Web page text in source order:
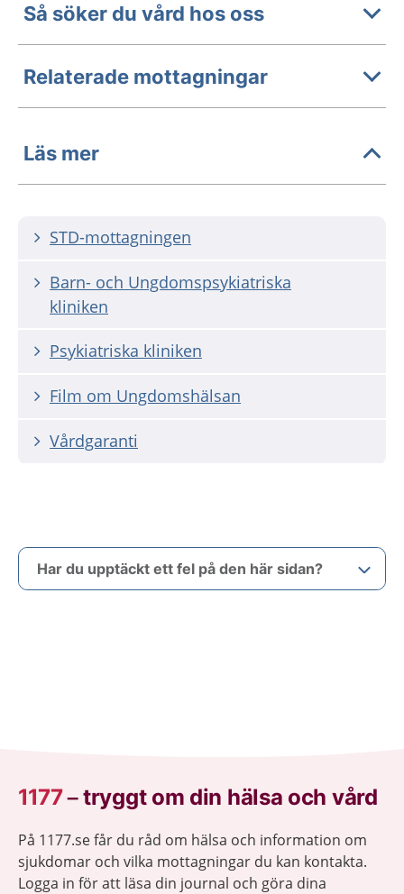
Så söker du vård hos oss
Relaterade mottagningar
Läs mer
STD-mottagningen
Barn- och Ungdomspsykiatriska
kliniken
Psykiatriska kliniken
Film om Ungdomshälsan
Vårdgaranti
Har du upptäckt ett fel på den här sidan?
1177–tryggt om din hälsa och vård
På 1177.se får du råd om hälsa och information om
sjukdomar och vilka mottagningar du kan kontakta.
Logga in för att läsa din journal och göra dina